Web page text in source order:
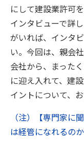
にして建設業許可
インタビューで詳
がいれば、インタ
い。今回は、親会
会社から、まった
に迎え入れて、建
イントについて、
（注）【専門家に
は経管になれるの